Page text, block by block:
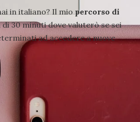
in italiano? Il mio percorso di
30 minuti dove valuterò se sei
ad accedere a nuove